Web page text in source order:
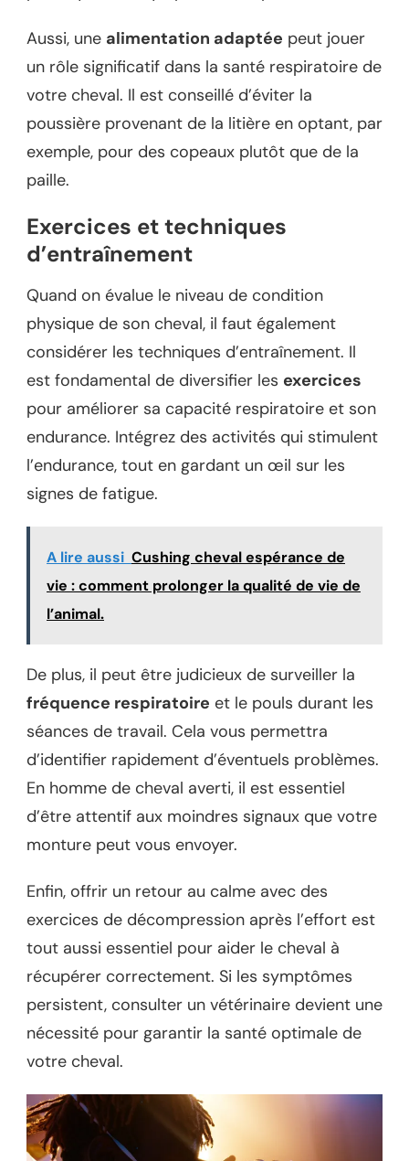
Aussi, une alimentation adaptée peut jouer
un rôle significatif dans la santé respiratoire de
votre cheval. Il est conseillé d’éviter la
poussière provenant de la litière en optant, par
exemple, pour des copeaux plutôt que de la
paille.
Exercices et techniques
d’entraînement
Quand on évalue le niveau de condition
physique de son cheval, il faut également
considérer les techniques d’entraînement. Il
est fondamental de diversifier les exercices
pour améliorer sa capacité respiratoire et son
endurance. Intégrez des activités qui stimulent
l’endurance, tout en gardant un œil sur les
signes de fatigue.
A lire aussi Cushing cheval espérance de
vie : comment prolonger la qualité de vie de
l’animal.
De plus, il peut être judicieux de surveiller la
fréquence respiratoire et le pouls durant les
séances de travail. Cela vous permettra
d’identifier rapidement d’éventuels problèmes.
En homme de cheval averti, il est essentiel
d’être attentif aux moindres signaux que votre
monture peut vous envoyer.
Enfin, offrir un retour au calme avec des
exercices de décompression après l’effort est
tout aussi essentiel pour aider le cheval à
récupérer correctement. Si les symptômes
persistent, consulter un vétérinaire devient une
nécessité pour garantir la santé optimale de
votre cheval.